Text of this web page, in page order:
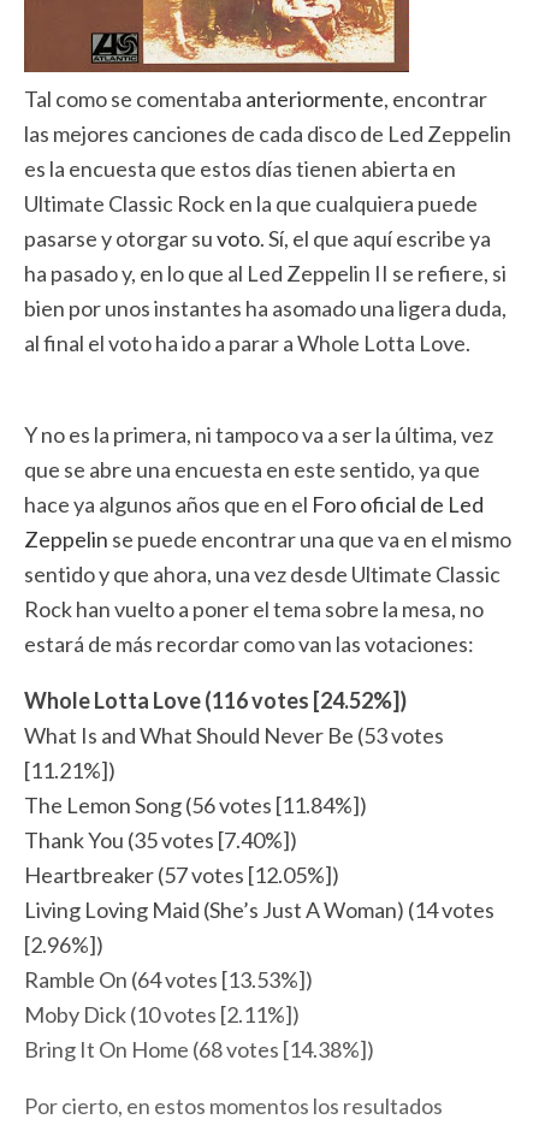
Tal como se comentaba anteriormente, encontrar
las mejores canciones de cada disco de Led Zeppelin
es la encuesta que estos días tienen abierta en
Ultimate Classic Rock en la que cualquiera puede
pasarse y otorgar suvoto. Sí, el que aquí escribe ya
ha pasado y, en lo que al Led Zeppelin II se refiere, si
bien por unos instantes ha asomado una ligera duda,
al final el voto ha ido a parar a Whole Lotta Love.
Y no es la primera, ni tampoco va a ser la última, vez
que se abre una encuesta en este sentido, ya que
hace ya algunos años que en el Foro oficial de Led
Zeppelin se puede encontrar una que va en el mismo
sentido y que ahora, una vez desde Ultimate Classic
Rock han vuelto a poner el tema sobre la mesa, no
estará de más recordar como van las votaciones:
Whole Lotta Love (116 votes [24.52%])
What Is and What Should Never Be (53 votes
[11.21%])
The Lemon Song (56 votes [11.84%])
Thank You (35 votes [7.40%])
Heartbreaker (57 votes [12.05%])
Living Loving Maid (She’s Just A Woman) (14 votes
[2.96%])
Ramble On (64 votes [13.53%])
Moby Dick (10 votes [2.11%])
Bring It On Home (68 votes [14.38%])
Por cierto, en estos momentos los resultados